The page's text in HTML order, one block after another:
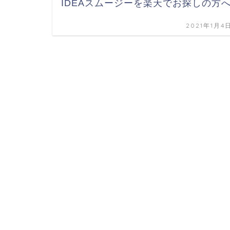
IDEAスムージーを楽天でお探しの方
2021年1月4